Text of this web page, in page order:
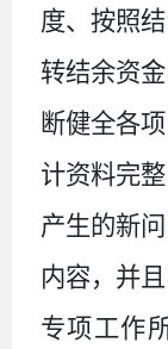
度、按照
转结余资
断健全各
计资料完
产生的新
内容，并
专项工作